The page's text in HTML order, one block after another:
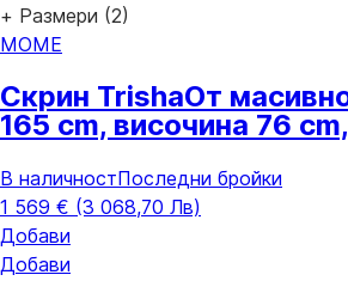
+ Размери (2)
MOME
Скрин TrishaОт
165 cm, височина 76
В наличностПоследни бройки
1 569 € (3 068,70 Лв)
Добави
Добави